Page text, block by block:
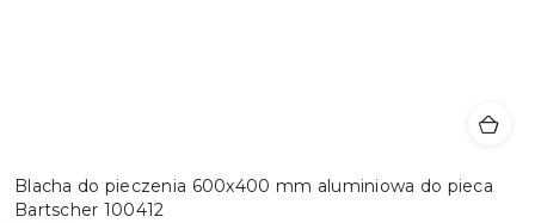
Blacha do pieczenia 600x400 mm aluminiowa do pieca
Bartscher 100412